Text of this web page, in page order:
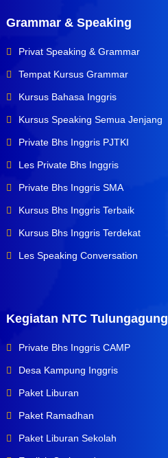
Grammar & Speaking
Privat Speaking & Grammar
Tempat Kursus Grammar
Kursus Bahasa Inggris
Kursus Speaking Semua Jenjang
Private Bhs Inggris PJTKI
Les Private Bhs Inggris
Private Bhs Inggris SMA
Kursus Bhs Inggris Terbaik
Kursus Bhs Inggris Terdekat
Les Speaking Conversation
Kegiatan NTC Tulungagung
Private Bhs Inggris CAMP
Desa Kampung Inggris
Paket Liburan
Paket Ramadhan
Paket Liburan Sekolah